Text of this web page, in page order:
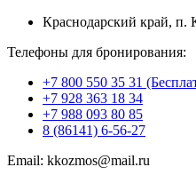
Краснодарский край, п.
Телефоны для бронирования:
+7 800 550 35 31
+7 928 363 18 34
+7 988 093 80 85
8 (86141) 6-56-27
Email: kkozmos@mail.ru